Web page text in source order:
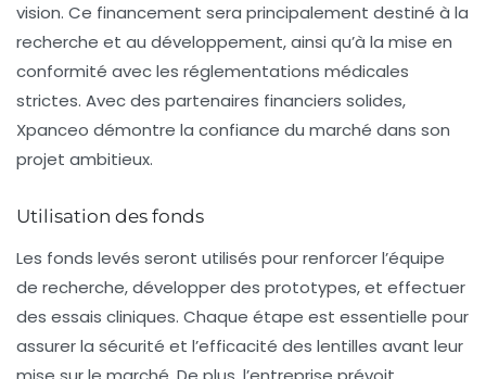
vision. Ce financement sera principalement destiné à la
recherche et au développement, ainsi qu’à la mise en
conformité avec les réglementations médicales
strictes. Avec des partenaires financiers solides,
Xpanceo démontre la confiance du marché dans son
projet ambitieux.
Utilisation des fonds
Les fonds levés seront utilisés pour renforcer l’équipe
de recherche, développer des prototypes, et effectuer
des essais cliniques. Chaque étape est essentielle pour
assurer la sécurité et l’efficacité des lentilles avant leur